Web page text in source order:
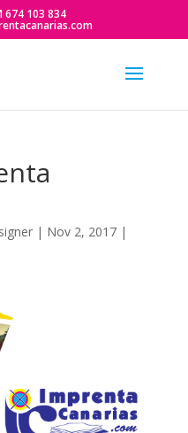
674 103 834
| Nov 2, 2017|